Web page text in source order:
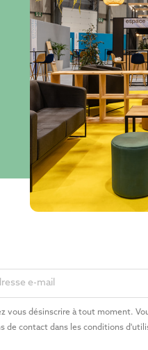
vous désinscrire à tout moment.
de contact dans les conditions